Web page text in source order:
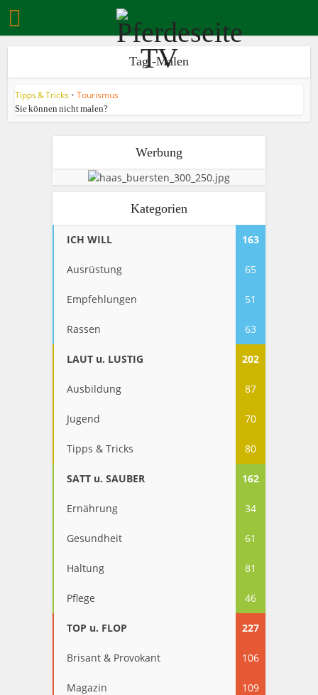
Tag -Malen
Tipps & Tricks • Tourismus
Sie können nicht malen?
Werbung
Kategorien
ICH WILL 163
Ausrüstung 65
Empfehlungen 51
Rassen 63
LAUT u. LUSTIG 202
Ausbildung 87
Jugend 70
Tipps & Tricks 80
SATT u. SAUBER 162
Ernährung 34
Gesundheit 61
Haltung 81
Pflege 46
TOP u. FLOP 227
Brisant & Provokant 106
Magazin 109